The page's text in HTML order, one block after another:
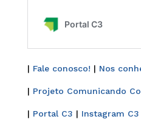
| Fale conosco! | Nos
| Projeto Comunicando
| Portal C3 | Instagram